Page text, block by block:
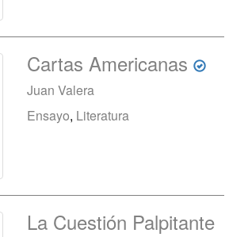
Cartas Americanas
Juan Valera
Ensayo, Literatura
La Cuestión Palpitante